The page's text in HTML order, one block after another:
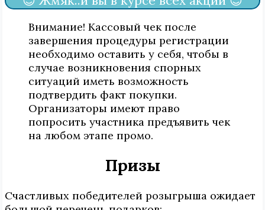
Внимание! Кассовый чек после
завершения процедуры регистрации
необходимо оставить у себя, чтобы в
случае возникновения спорных
ситуаций иметь возможность
подтвердить факт покупки.
Организаторы имеют право
попросить участника предъявить чек
на любом этапе промо.
Призы
Счастливых победителей розыгрыша ожидает